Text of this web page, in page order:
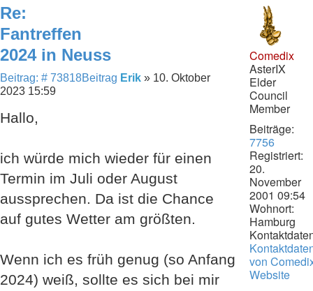
Re:
Fantreffen
2024 in Neuss
Beitrag: # 73818Beitrag Erik » 10. Oktober
2023 15:59
Hallo,
ich würde mich wieder für einen
Termin im Juli oder August
aussprechen. Da ist die Chance
auf gutes Wetter am größten.
Wenn ich es früh genug (so Anfang
2024) weiß, sollte es sich bei mir
Comedix
AsterIX
Elder
Council
Member
Beiträge:
7756
Registriert:
20.
November
2001 09:54
Wohnort:
Hamburg
von
Website